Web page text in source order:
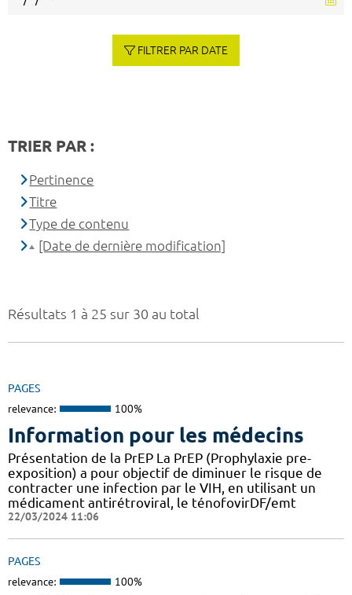
Résultats 1 à 25 sur 30 au total
PAGES
relevance: 100%
Information pour les médecins
Présentation de la PrEP La PrEP (Prophylaxie pre-
exposition) a pour objectif de diminuer le risque de
contracter une infection par le VIH, en utilisant un
médicament antirétroviral, le ténofovirDF/emt
22/03/2024 11:06
PAGES
relevance: 100%
FILTRER PAR DATE
TRIER PAR :
Pertinence
Titre
Type de contenu
[Date de dernière modification]